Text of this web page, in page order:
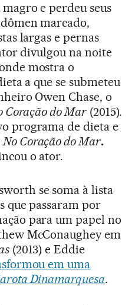
magro e perdeu seus
marcado,
largas e pernas
divulgou na noite
mostra o
a que se submeteu
Owen Chase, o
Coração do Mar (2015).
programa de dieta e
No Coração do Mar.
o ator.
se soma à lista
que passaram por
para um papel no
McConaughey em
(2013) e Eddie
em uma
Dinamarquesa.